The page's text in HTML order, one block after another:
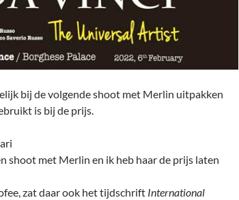
bij de volgende shoot met Merlin uitpakken
is bij de prijs.
shoot met Merlin en ik heb haar de prijs laten
zat daar ook het tijdschrift International